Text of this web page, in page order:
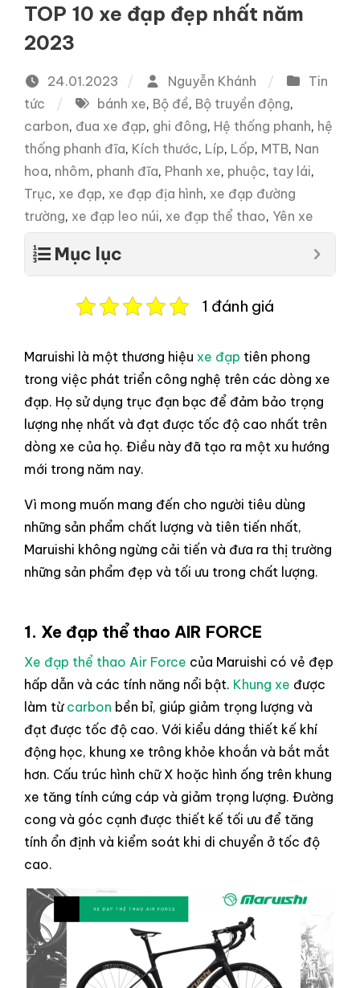
TOP 10 xe đạp đẹp nhất năm
2023
24.01.2023 Nguyễn Khánh
Tin
tức
bánh xe, Bộ đề, Bộ truyền động,
carbon, đua xe đạp, ghi đông, Hệ thống phanh, hệ
thống phanh đĩa, Kích thước, Líp, Lốp, MTB, Nan
hoa, nhôm, phanh đĩa, Phanh xe, phuộc, tay lái,
Trục, xe đạp, xe đạp địa hình, xe đạp đường
trường, xe đạp leo núi, xe đạp thể thao, Yên xe
Mục lục
1 đánh giá
Maruishi là một thương hiệu xe đạp tiên phong
trong việc phát triển công nghệ trên các dòng xe
đạp. Họ sử dụng trục đạn bạc để đảm bảo trọng
lượng nhẹ nhất và đạt được tốc độ cao nhất trên
dòng xe của họ. Điều này đã tạo ra một xu hướng
mới trong năm nay.
Vì mong muốn mang đến cho người tiêu dùng
những sản phẩm chất lượng và tiên tiến nhất,
Maruishi không ngừng cải tiến và đưa ra thị trường
những sản phẩm đẹp và tối ưu trong chất lượng.
1. Xe đạp thể thao AIR FORCE
Xe đạp thể thao Air Force của Maruishi có vẻ đẹp
hấp dẫn và các tính năng nổi bật. Khung xe được
làm từ carbon bền bỉ, giúp giảm trọng lượng và
đạt được tốc độ cao. Với kiểu dáng thiết kế khí
động học, khung xe trông khỏe khoắn và bắt mắt
hơn. Cấu trúc hình chữ X hoặc hình ống trên khung
xe tăng tính cứng cáp và giảm trọng lượng. Đường
cong và góc cạnh được thiết kế tối ưu để tăng
tính ổn định và kiểm soát khi di chuyển ở tốc độ
cao.